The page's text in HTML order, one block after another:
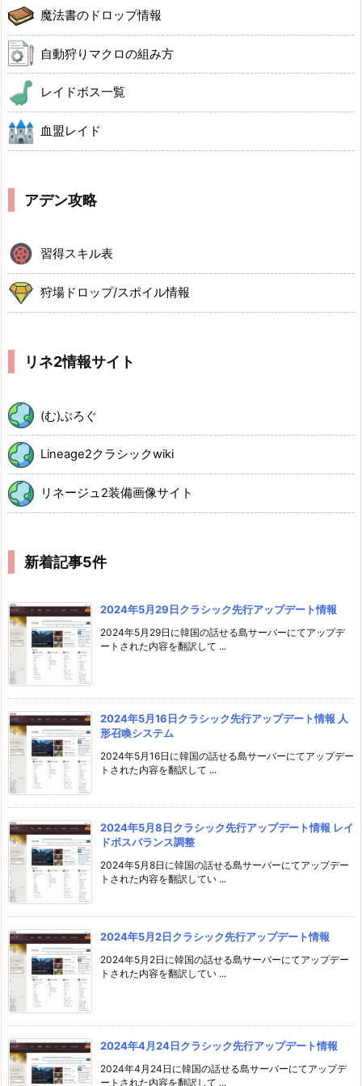
魔法書のドロップ情報
自動狩りマクロの組み方
レイドボス一覧
血盟レイド
アデン攻略
習得スキル表
狩場ドロップ/スポイル情報
リネ2情報サイト
(む)ぶろぐ
Lineage2クラシックwiki
リネージュ2装備画像サイト
新着記事5件
2024年5月29日クラシック先行アップデート情報
2024年5月29日に韓国の話せる島サーバーにてアップデ
ートされた内容を翻訳して ...
2024年5月16日クラシック先行アップデート情報 人
形召喚システム
2024年5月16日に韓国の話せる島サーバーにてアップデー
トされた内容を翻訳して ...
2024年5月8日クラシック先行アップデート情報 レイ
ドボスバランス調整
2024年5月8日に韓国の話せる島サーバーにてアップデー
トされた内容を翻訳してい ...
2024年5月2日クラシック先行アップデート情報
2024年5月2日に韓国の話せる島サーバーにてアップデー
トされた内容を翻訳してい ...
2024年4月24日クラシック先行アップデート情報
2024年4月24日に韓国の話せる島サーバーにてアップデ
ートされた内容を翻訳して ...